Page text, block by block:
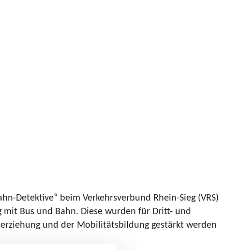
Detektive“ beim Verkehrsverbund Rhein-Sieg (VRS)
Bus und Bahn. Diese wurden für Dritt- und
und der Mobilitätsbildung gestärkt werden